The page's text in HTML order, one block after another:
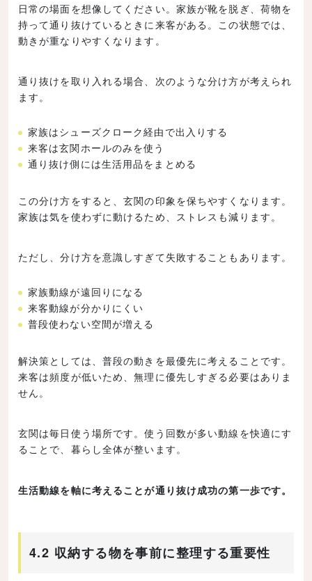
日常の場面を想像してください。家族が靴を脱ぎ、荷物を
持って通り抜けているときに来客がある。この状態では、
動きが重なりやすくなります。
通り抜けを取り入れる場合、次のような分け方が考えられ
ます。
家族はシューズクローク経由で出入りする
来客は玄関ホールのみを使う
通り抜け側には生活用品をまとめる
この分け方をすると、玄関の印象を保ちやすくなります。
家族は気を使わずに動けるため、ストレスも減ります。
ただし、分け方を意識しすぎて失敗することもあります。
家族動線が遠回りになる
来客動線が分かりにくい
普段使わない空間が増える
解決策としては、普段の動きを最優先に考えることです。
来客は頻度が低いため、無理に優先しすぎる必要はありま
せん。
玄関は毎日使う場所です。使う回数が多い動線を快適にす
ることで、暮らし全体が整います。
生活動線を軸に考えることが通り抜け成功の第一歩です。
4.2 収納する物を事前に整理する重要性